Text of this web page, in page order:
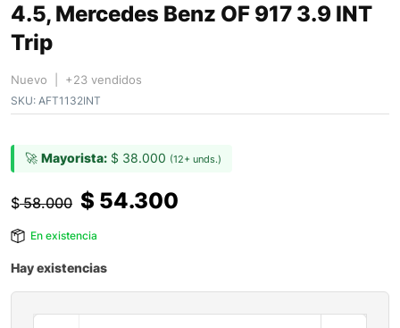
4.5, Mercedes Benz OF 917 3.9 INT
Trip
Nuevo | +23 vendidos
SKU: AFT1132INT
🚀 Mayorista: $ 38.000 (12+ unds.)
$58.000 $ 54.300
En existencia
Hay existencias